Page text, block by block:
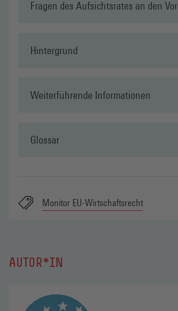
Fragen des Aufsichtsrates an den
Hintergrund
Weiterführende Informationen
Glossar
Monitor EU-Wirtschaftsrecht
AUTOR*IN